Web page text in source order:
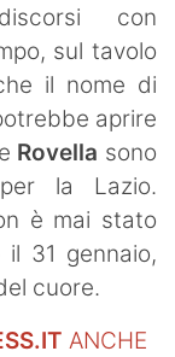
con
sul tavolo
il nome di
aprire
e Rovella sono
la Lazio.
è mai stato
31 gennaio,
cuore.
ANCHE